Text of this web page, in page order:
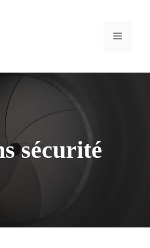
Menu
sécurité